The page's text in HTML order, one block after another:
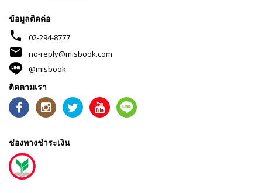
ข้อมูลติดต่อ
phone 02-294-8777
mail
no-reply@misbook.com
@misbook
ติดตามเรา
ช่องทางชำระเงิน